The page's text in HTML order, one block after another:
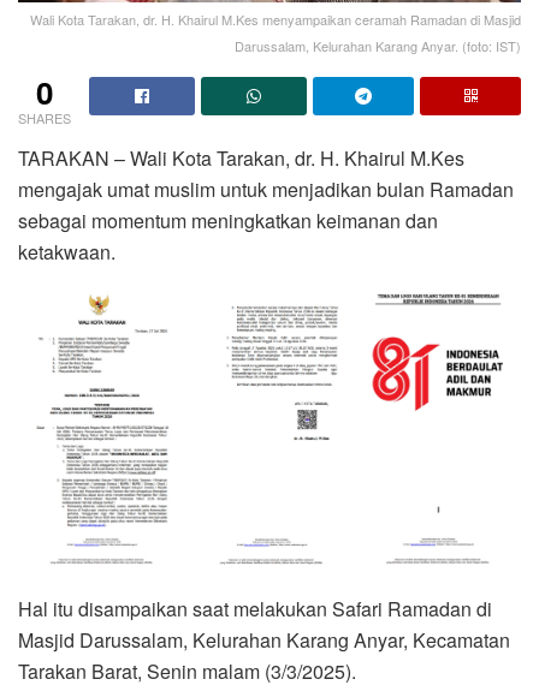
Wali Kota Tarakan, dr. H. Khairul M.Kes menyampaikan ceramah Ramadan di Masjid
Darussalam, Kelurahan Karang Anyar. (foto: IST)
0
SHARES
TARAKAN – Wali Kota Tarakan, dr. H. Khairul M.Kes
mengajak umat muslim untuk menjadikan bulan Ramadan
sebagai momentum meningkatkan keimanan dan
ketakwaan.
Hal itu disampaikan saat melakukan Safari Ramadan di
Masjid Darussalam, Kelurahan Karang Anyar, Kecamatan
Tarakan Barat, Senin malam (3/3/2025).